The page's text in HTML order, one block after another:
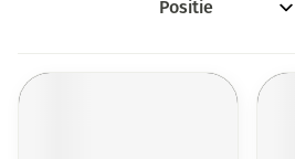
Sorteer op: